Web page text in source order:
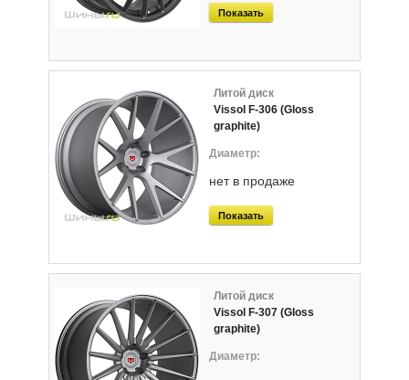
Показать
Литой диск
Vissol F-306 (Gloss
graphite)
нет в продаже
Показать
Литой диск
Vissol F-307 (Gloss
graphite)